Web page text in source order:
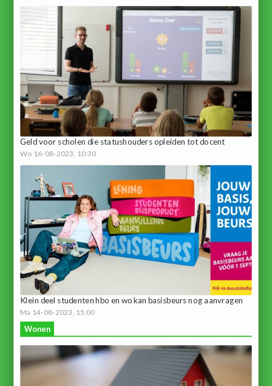
Geld voor scholen die statushouders opleiden tot docent
Wo 16-08-2023, 10:30
Klein deel studenten hbo en wo kan basisbeurs nog aanvragen
Ma 14-08-2023, 15:00
Wonen